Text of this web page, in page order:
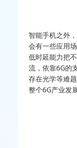
智能手机之外
会有一些应用
低时延能力把
流，依靠6G的
存在光学等难
整个6G产业发展